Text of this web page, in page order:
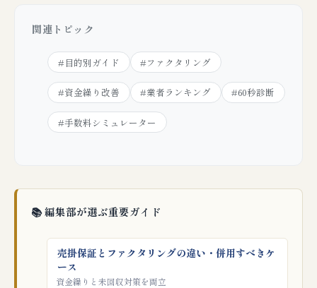
関連トピック
#目的別ガイド #ファクタリング
#資金繰り改善 #業者ランキング #60秒診断
#手数料シミュレーター
📚 編集部が選ぶ重要ガイド
売掛保証とファクタリングの違い・併用すべきケ
ース
資金繰りと未回収対策を両立